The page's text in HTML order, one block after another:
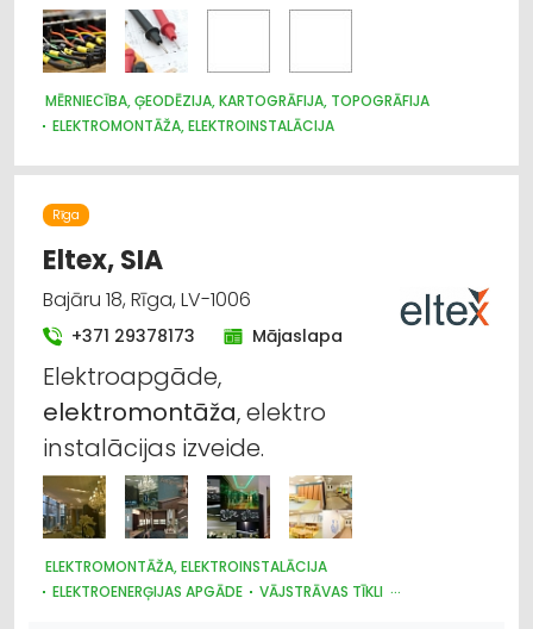
MĒRNIECĪBA, ĢEODĒZIJA, KARTOGRĀFIJA, TOPOGRĀFIJA
ELEKTROMONTĀŽA, ELEKTROINSTALĀCIJA
Rīga
Eltex, SIA
Bajāru 18, Rīga, LV-1006
+371 29378173 Mājaslapa
Elektroapgāde,
elektromontāža, elektro
instalācijas izveide.
ELEKTROMONTĀŽA, ELEKTROINSTALĀCIJA
ELEKTROENERĢIJAS APGĀDE
VĀJSTRĀVAS TĪKLI